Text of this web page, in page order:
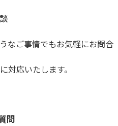
なご事情でもお気軽にお問合
対応いたします。
問